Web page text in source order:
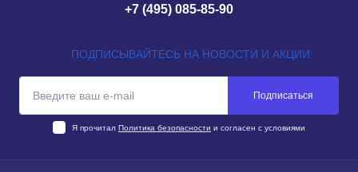
+7 (495) 085-85-90
ПОДПИСЫВАЙТЕСЬ НА НОВОСТИ И АКЦИИ:
Подписаться
Я прочитал Политика безопасности и согласен с условиями